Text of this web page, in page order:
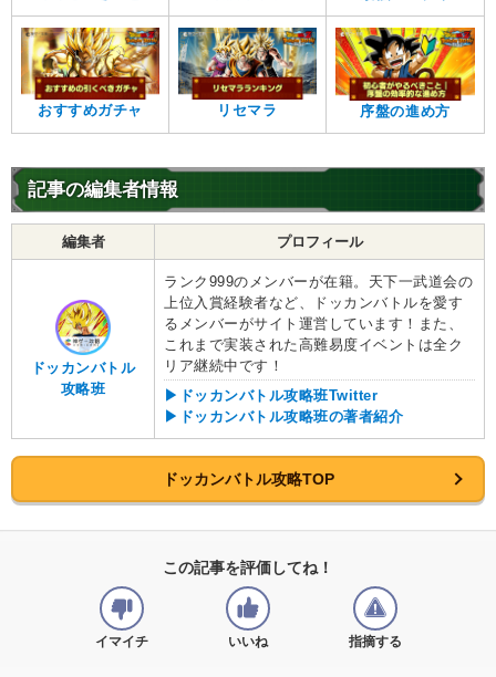
おすすめガチャ リセマラ 序盤の進め方
記事の編集者情報
編集者 プロフィール
ドッカンバトル
攻略班
ランク999のメンバーが在籍。天下一武道会の
上位入賞経験者など、ドッカンバトルを愛す
るメンバーがサイト運営しています！また、
これまで実装された高難易度イベントは全ク
リア継続中です！
▶ドッカンバトル攻略班Twitter
▶ドッカンバトル攻略班の著者紹介
ドッカンバトル攻略TOP
この記事を評価してね！
イマイチ いいね 指摘する